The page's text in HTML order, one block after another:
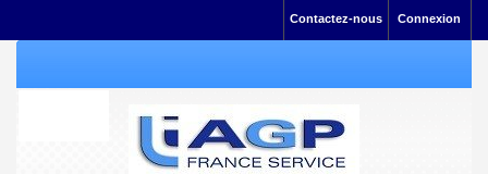
Connexion
Contactez-nous